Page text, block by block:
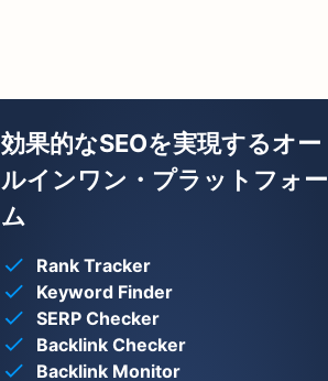
効果的なSEOを実現するオー
ルインワン・プラットフォー
ム
Rank Tracker
Keyword Finder
SERP Checker
Backlink Checker
Backlink Monitor